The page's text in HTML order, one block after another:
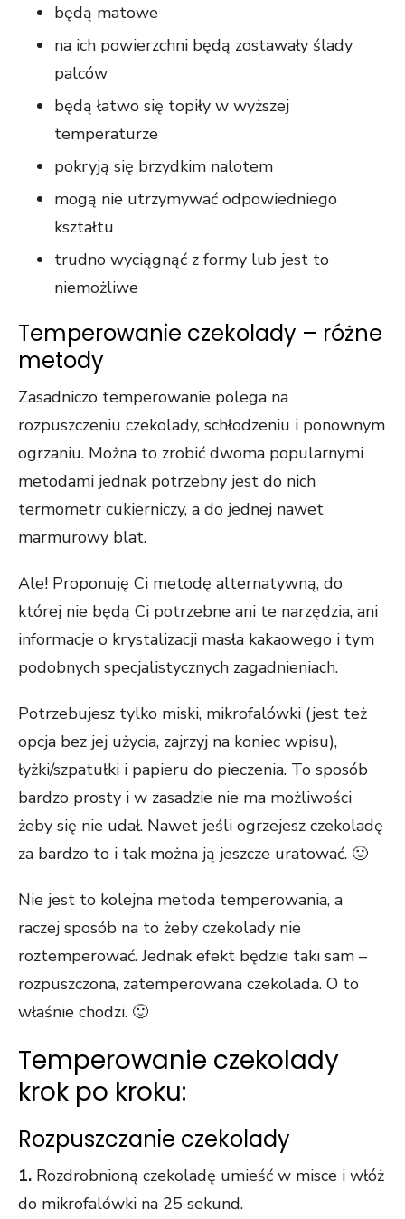
będą matowe
na ich powierzchni będą zostawały ślady
palców
będą łatwo się topiły w wyższej
temperaturze
pokryją się brzydkim nalotem
mogą nie utrzymywać odpowiedniego
kształtu
trudno wyciągnąć z formy lub jest to
niemożliwe
Temperowanie czekolady – różne
metody
Zasadniczo temperowanie polega na
rozpuszczeniu czekolady, schłodzeniu i ponownym
ogrzaniu. Można to zrobić dwoma popularnymi
metodami jednak potrzebny jest do nich
termometr cukierniczy, a do jednej nawet
marmurowy blat.
Ale! Proponuję Ci metodę alternatywną, do
której nie będą Ci potrzebne ani te narzędzia, ani
informacje o krystalizacji masła kakaowego i tym
podobnych specjalistycznych zagadnieniach.
Potrzebujesz tylko miski, mikrofalówki (jest też
opcja bez jej użycia, zajrzyj na koniec wpisu),
łyżki/szpatułki i papieru do pieczenia. To sposób
bardzo prosty i w zasadzie nie ma możliwości
żeby się nie udał. Nawet jeśli ogrzejesz czekoladę
za bardzo to i tak można ją jeszcze uratować. 🙂
Nie jest to kolejna metoda temperowania, a
raczej sposób na to żeby czekolady nie
roztemperować. Jednak efekt będzie taki sam –
rozpuszczona, zatemperowana czekolada. O to
właśnie chodzi. 🙂
Temperowanie czekolady
krok po kroku:
Rozpuszczanie czekolady
1. Rozdrobnioną czekoladę umieść w misce i włóż
do mikrofalówki na 25 sekund.